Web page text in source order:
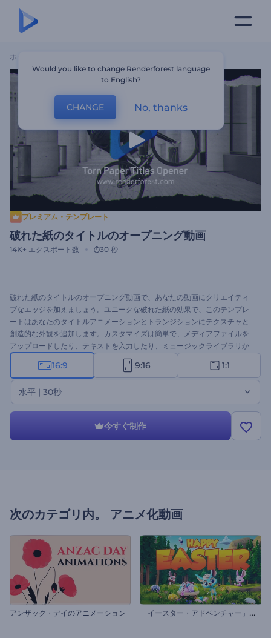
ホーム
プレミアム・テンプレート
破れた紙のタイトルのオープニング動画
14K+ エクスポート数 30 秒
破れた紙のタイトルのオープニング動画で、あなたの動画にクリエイティ
ブなエッジを加えましょう。ユニークな破れた紙の効果で、このテンプレ
ートはあなたのタイトルアニメーションとトランジションにテクスチャと
創造的な外観を追加します。カスタマイズは簡単で、メディアファイルを
アップロードしたり、テキストを入力したり、ミュージックライブラリか
らBGMを選んだり、ナレーションを挿入したりできます。クリエイティブ
なプロジェクト、イベントのオープニング、プロモーションビデオ、ソー
シャルメディアへの投稿などに最適です。今すぐ破れた紙のタイトルのオ
ープニング動画を使ってインパクトのあるイントロを作成しましょう！
16:9 9:16 1:1
水平 | 30秒
今すぐ制作
次のカテゴリ内。 アニメ化動画
アンザック・デイのアニメーション 「
イースター・アドベンチャー」のオープニング動画
Would you like to change Renderforest language
to English?
CHANGE No, thanks